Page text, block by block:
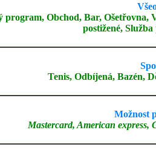
program, Obchod, Bar, Ošetřovna,
postižené,
Tenis, Odbíjená, Bazén,
Možnost
Mastercard, American